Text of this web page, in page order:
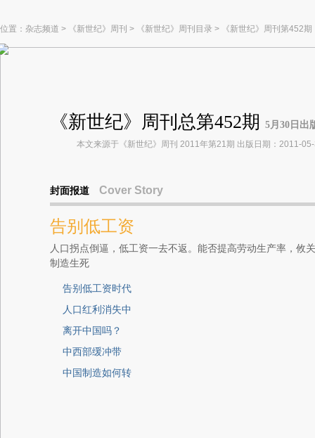
位置： 杂志频道 > 《新世纪》周刊 > 《新世纪》周刊目录 > 《新世纪》周刊第452期
《新世纪》周刊总第452期 5月30日出
本文来源于《新世纪》周刊 2011年第21期 出版日期：2011-
封面报道 Cover Story
告别低工资
人口拐点倒逼，低工资一去不返。能否提高劳动生产率，攸
制造生死
告别低工资时代
人口红利消失中
离开中国吗？
中西部缓冲带
中国制造如何转